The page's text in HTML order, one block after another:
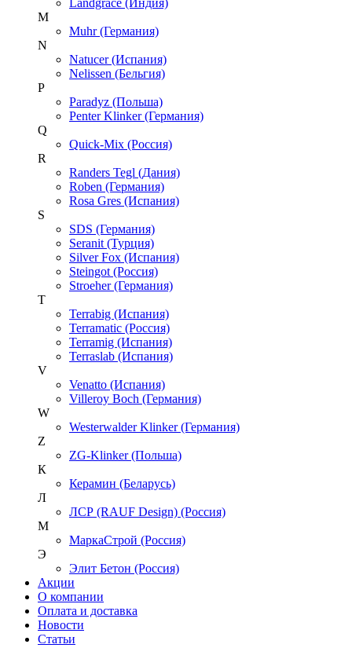
Landgrace (Индия)
M
Muhr (Германия)
N
Natucer (Испания)
Nelissen (Бельгия)
P
Paradyz (Польша)
Penter Klinker (Германия)
Q
Quick-Mix (Россия)
R
Randers Tegl (Дания)
Roben (Германия)
Rosa Gres (Испания)
S
SDS (Германия)
Seranit (Турция)
Silver Fox (Испания)
Steingot (Россия)
Stroeher (Германия)
T
Terrabig (Испания)
Terramatic (Россия)
Terramig (Испания)
Terraslab (Испания)
V
Venatto (Испания)
Villeroy Boch (Германия)
W
Westerwalder Klinker (Германия)
Z
ZG-Klinker (Польша)
К
Керамин (Беларусь)
Л
ЛСР (RAUF Design) (Россия)
М
МаркаСтрой (Россия)
Э
Элит Бетон (Россия)
Акции
О компании
Оплата и доставка
Новости
Статьи